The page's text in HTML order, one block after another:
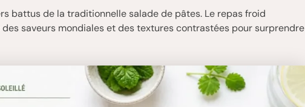
battus de la traditionnelle salade de pâtes. Le repas froid
saveurs mondiales et des textures contrastées pour surprendre